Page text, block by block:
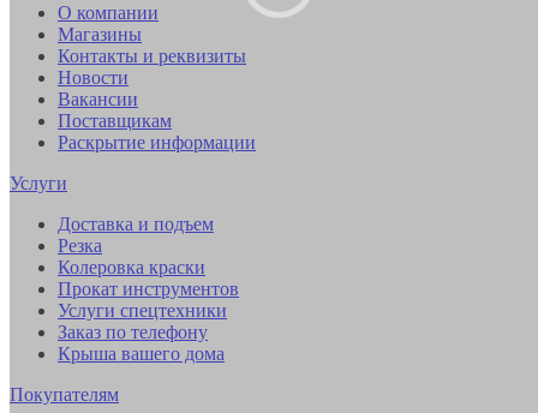
О компании
Магазины
Контакты и реквизиты
Новости
Вакансии
Поставщикам
Раскрытие информации
Услуги
Доставка и подъем
Резка
Колеровка краски
Прокат инструментов
Услуги спецтехники
Заказ по телефону
Крыша вашего дома
Покупателям